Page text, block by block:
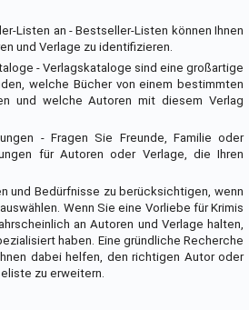
Listen an - Bestseller-Listen können Ihnen
und Verlage zu identifizieren.
- Verlagskataloge sind eine großartige
welche Bücher von einem bestimmten
und welche Autoren mit diesem Verlag
- Fragen Sie Freunde, Familie oder
für Autoren oder Verlage, die Ihren
und Bedürfnisse zu berücksichtigen, wenn
Wenn Sie eine Vorliebe für Krimis
an Autoren und Verlage halten,
haben. Eine gründliche Recherche
dabei helfen, den richtigen Autor oder
zu erweitern.